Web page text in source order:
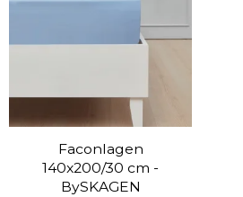
Faconlagen
140x200/30 cm -
BySKAGEN